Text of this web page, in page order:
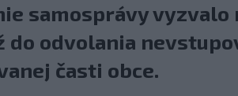
samosprávy
do odvolania
časti obce.